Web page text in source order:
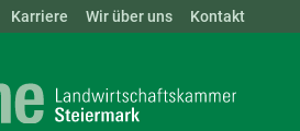
ÖSTERREICH BGLD KTN NÖ
Karriere Wir über uns Kontakt